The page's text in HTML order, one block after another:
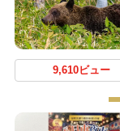
9,610ビュー